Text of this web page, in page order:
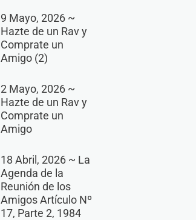
9 Mayo, 2026 ~
Hazte de un Rav y
Comprate un
Amigo (2)
2 Mayo, 2026 ~
Hazte de un Rav y
Comprate un
Amigo
18 Abril, 2026 ~ La
Agenda de la
Reunión de los
Amigos Artículo Nº
17, Parte 2, 1984